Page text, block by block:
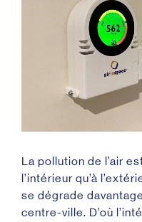
La pollution de l’air
l’intérieur qu’à
se dégrade
centre-ville. D’où